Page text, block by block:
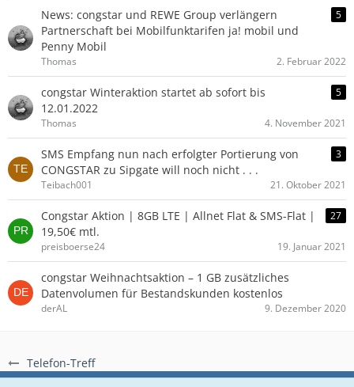
Telefon-Treff
News: congstar und REWE Group verlängern
Partnerschaft bei Mobilfunktarifen ja! mobil und
Penny Mobil
5
Thomas 2. Februar 2022
congstar Winteraktion startet ab sofort bis
12.01.2022
5
Thomas 4. November 2021
SMS Empfang nun nach erfolgter Portierung von
CONGSTAR zu Sipgate will noch nicht . . .
3
Teibach001 21. Oktober 2021
Congstar Aktion | 8GB LTE | Allnet Flat & SMS-Flat |
19,50€ mtl.
27
preisboerse24 19. Januar 2021
congstar Weihnachtsaktion – 1 GB zusätzliches
Datenvolumen für Bestandskunden kostenlos
derAL 9. Dezember 2020